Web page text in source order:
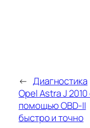
← Диагностика
Opel Astra J 2010
помощью OBD-II
быстро и точно